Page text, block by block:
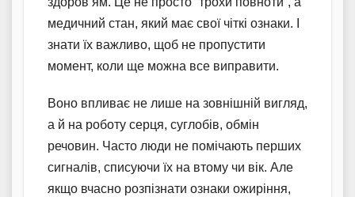
медичний стан, який має свої чіткі ознаки. І
знати їх важливо, щоб не пропустити
момент, коли ще можна все виправити.
Воно впливає не лише на зовнішній вигляд,
а й на роботу серця, суглобів, обмін
речовин. Часто люди не помічають перших
сигналів, списуючи їх на втому чи вік. Але
якщо вчасно розпізнати ознаки ожиріння,